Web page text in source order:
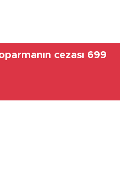
cezası 699